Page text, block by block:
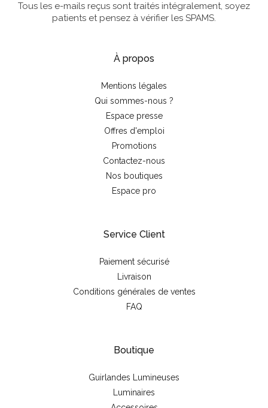
Tous les e-mails reçus sont traités intégralement, soyez
patients et pensez à vérifier les SPAMS.
À propos
Mentions légales
Qui sommes-nous ?
Espace presse
Offres d'emploi
Promotions
Contactez-nous
Nos boutiques
Espace pro
Service Client
Paiement sécurisé
Livraison
Conditions générales de ventes
FAQ
Boutique
Guirlandes Lumineuses
Luminaires